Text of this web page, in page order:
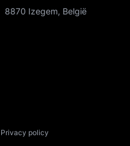
8870 Izegem, België
Privacy policy